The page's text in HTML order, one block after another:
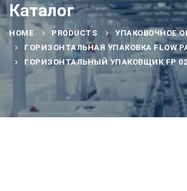
Каталог
HOME PRODUCTS
УПАКОВОЧНОЕ
ГОРИЗОНТАЛЬНАЯ УПАКОВКА FLOW
ГОРИЗОНТАЛЬНЫЙ УПАКОВЩИК FP